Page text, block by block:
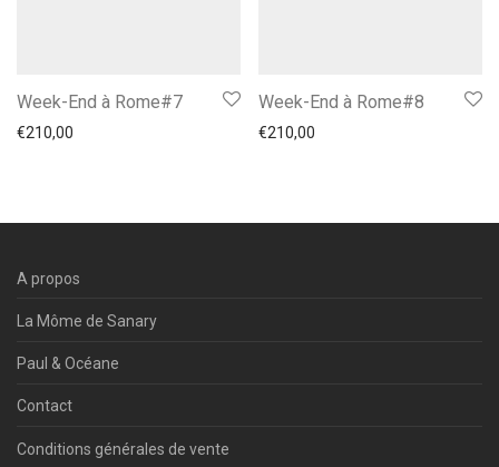
Week-End à Rome#7
€210,00
Week-End à Rome#8
€210,00
A propos
La Môme de Sanary
Paul & Océane
Contact
Conditions générales de vente